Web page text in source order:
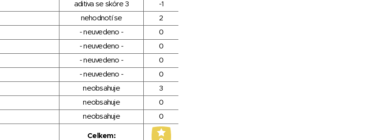
aditiva se skóre 3
-1
nehodnotí se
2
- neuvedeno -
0
- neuvedeno -
0
- neuvedeno -
0
- neuvedeno -
0
neobsahuje
3
neobsahuje
0
neobsahuje 0
Celkem: